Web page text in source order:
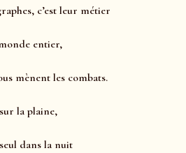
c’est leur métier
entier,
mènent les combats.
la plaine,
dans la nuit